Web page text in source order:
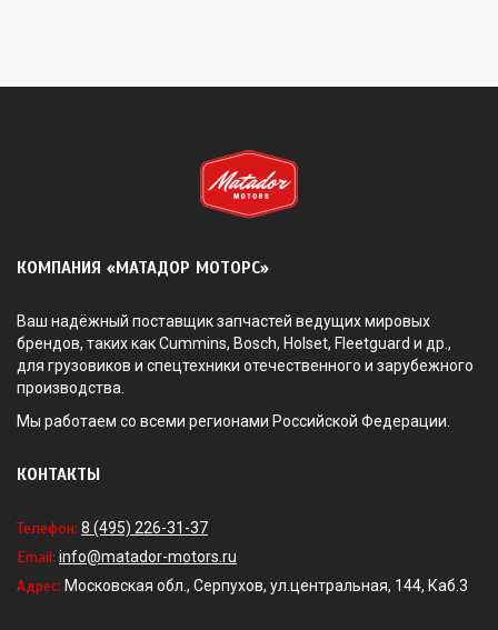
КОМПАНИЯ «МАТАДОР МОТОРС»
Ваш надёжный поставщик запчастей ведущих мировых
брендов, таких как Cummins, Bosch, Holset, Fleetguard и др.,
для грузовиков и спецтехники отечественного и зарубежного
производства.
Мы работаем со всеми регионами Российской Федерации.
КОНТАКТЫ
Телефон: 8 (495) 226-31-37
Email: info@matador-motors.ru
Адрес: Московская обл., Серпухов, ул.центральная, 144, Каб.3